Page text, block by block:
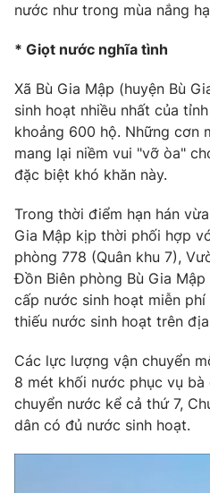
Video
VTV Money
Thị trường 24h
VTV4
Liên hệ tòa soạn
nước như trong mùa nắng
* Giọt nước nghĩa tình
Xã Bù Gia Mập (huyện Bù
sinh hoạt nhiều nhất của
khoảng 600 hộ. Những cơn
mang lại niềm vui "vỡ òa"
đặc biệt khó khăn này.
Trong thời điểm hạn hán
Gia Mập kịp thời phối hợp
phòng 778 (Quân khu 7),
Đồn Biên phòng Bù Gia
cấp nước sinh hoạt miễn
thiếu nước sinh hoạt trên
Các lực lượng vận chuyển
8 mét khối nước phục vụ
chuyển nước kể cả thứ 7,
dân có đủ nước sinh hoạt.